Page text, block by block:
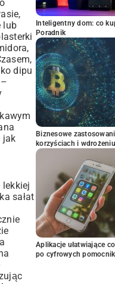
lub
dipu
jak
sałat
Inteligentny dom: co
Poradnik
Biznesowe
korzyściach i wdrożeniu
Aplikacje ułatwiające
po cyfrowych